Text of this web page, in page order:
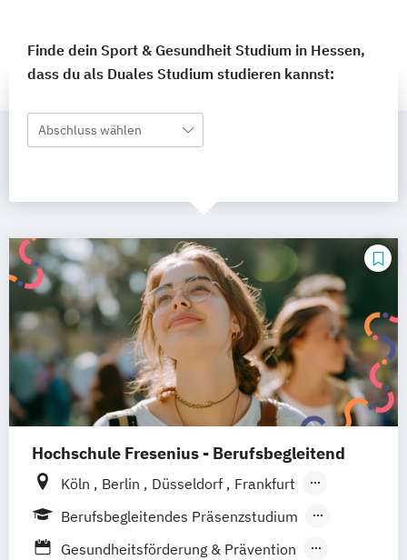
Finde dein Sport & Gesundheit Studium in Hessen,
dass du als Duales Studium studieren kannst:
Abschluss wählen
Hochschule Fresenius - Berufsbegleitend
Köln Berlin Düsseldorf
Frankfurt
Hamburg
Idstein München
Wiesbaden
Berufsbegleitendes Präsenzstudium
Duales Studium
Gesundheitsförderung & Prävention